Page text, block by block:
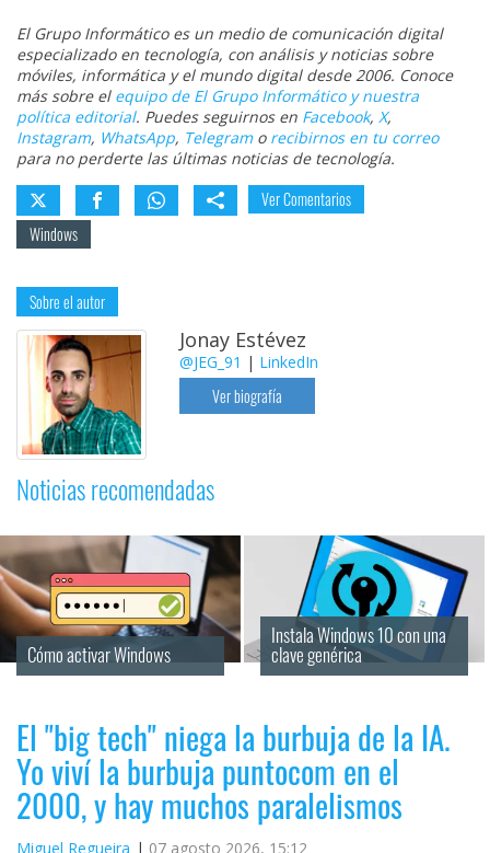
El Grupo Informático es un medio de comunicación digital
especializado en tecnología, con análisis y noticias sobre
móviles, informática y el mundo digital desde 2006. Conoce
más sobre el equipo de El Grupo Informático y nuestra
política editorial. Puedes seguirnos en Facebook, X,
Instagram, WhatsApp, Telegramo recibirnos en tu correo
para no perderte las últimas noticias de tecnología.
Ver Comentarios
Windows
Sobre el autor
Jonay Estévez
@JEG_91 | LinkedIn
Ver biografía
Noticias recomendadas
Cómo activar Windows
Instala Windows 10 con una
clave genérica
El "big tech" niega la burbuja de la IA.
Yo viví la burbuja puntocom en el
2000, y hay muchos paralelismos
Miguel Regueira 07 agosto 2026, 15:12